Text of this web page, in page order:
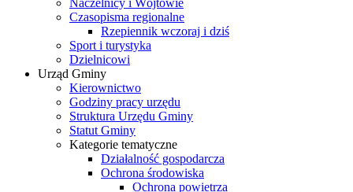
Naczelnicy i Wójtowie
Czasopisma regionalne
Rzepiennik wczoraj i dziś
Sport i turystyka
Dzielnicowi
Urząd Gminy
Kierownictwo
Godziny pracy urzędu
Struktura Urzędu Gminy
Statut Gminy
Kategorie tematyczne
Działalność gospodarcza
Ochrona środowiska
Ochrona powietrza